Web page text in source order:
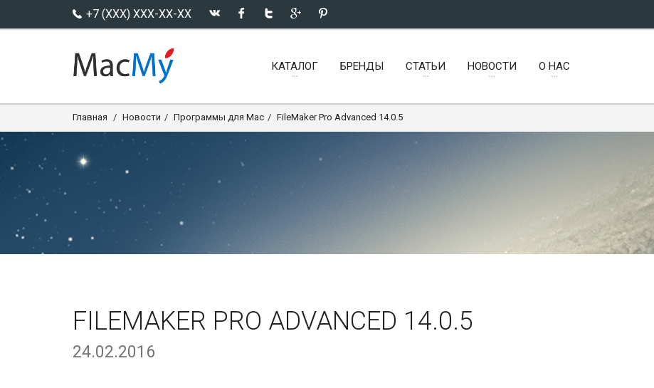
+7 (XXX) XXX-XX-XX
КАТАЛОГ БРЕНДЫ СТАТЬИ НОВОСТИ О НАС
Главная Новости Программы для Mac FileMaker Pro Advanced 14.0.5
FILEMAKER PRO ADVANCED 14.0.5
24.02.2016